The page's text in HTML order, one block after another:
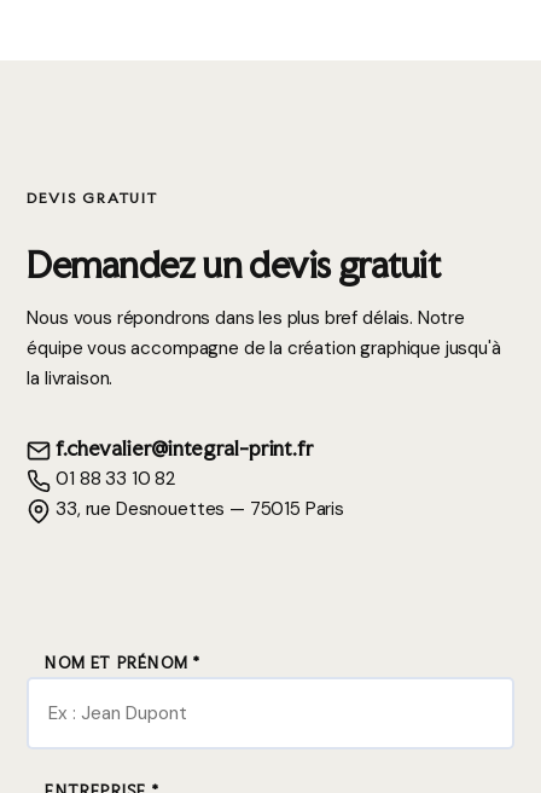
DEVIS GRATUIT
Demandez un devis gratuit
Nous vous répondrons dans les plus bref délais. Notre
équipe vous accompagne de la création graphique jusqu'à
la livraison.
f.chevalier@integral-print.fr
01 88 33 10 82
33, rue Desnouettes — 75015 Paris
NOM ET PRÉNOM *